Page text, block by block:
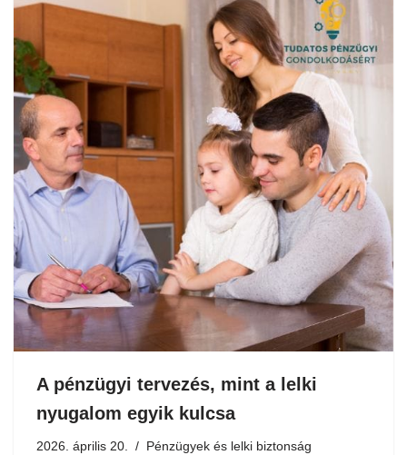
A pénzügyi tervezés, mint a lelki
nyugalom egyik kulcsa
2026. április 20. Pénzügyek és lelki biztonság